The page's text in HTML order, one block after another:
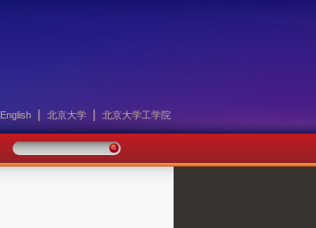
English | 北京大学 | 北京大学工学院